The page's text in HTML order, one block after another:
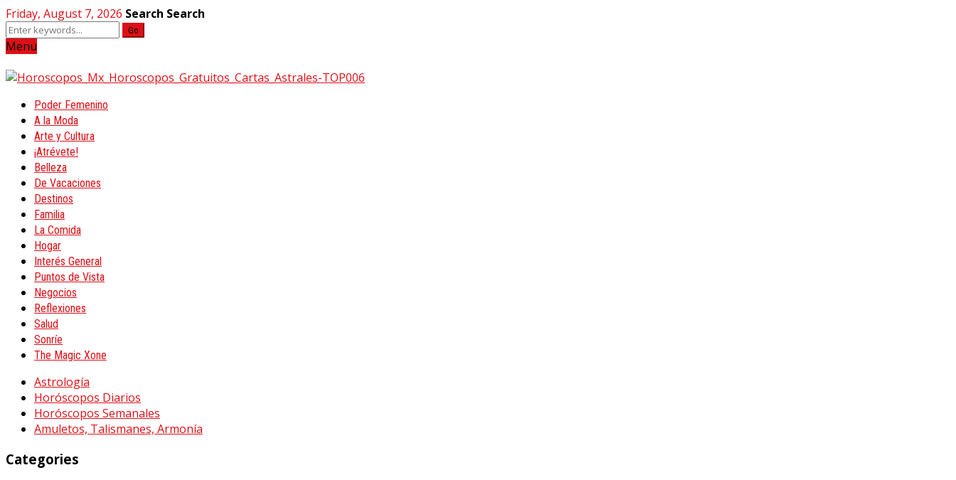
Friday, August 7, 2026 Search Search
Go
Menu
Poder Femenino
A la Moda
Arte y Cultura
¡Atrévete!
Belleza
De Vacaciones
Destinos
Familia
La Comida
Hogar
Interés General
Puntos de Vista
Negocios
Reflexiones
Salud
Sonríe
The Magic Xone
Astrología
Horóscopos Diarios
Horóscopos Semanales
Amuletos, Talismanes, Armonía
Categories